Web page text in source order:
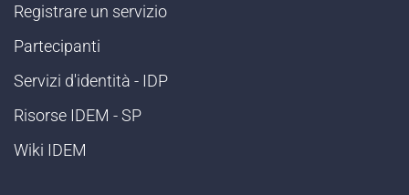
Registrare un servizio
Partecipanti
Servizi d'identità - IDP
Risorse IDEM - SP
Wiki IDEM